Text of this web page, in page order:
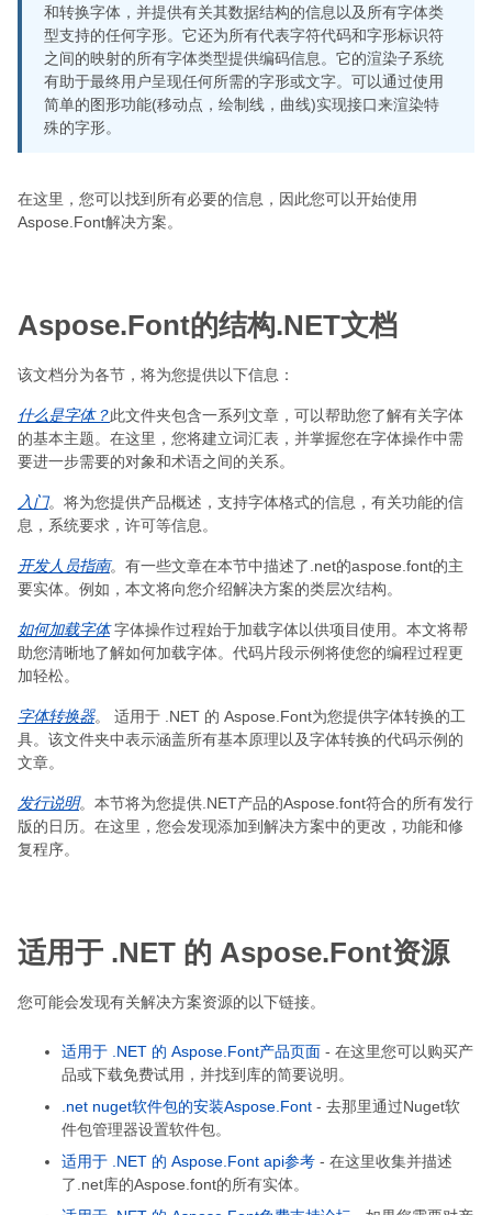
和转换字体，并提供有关其数据结构的信息以及所有字体类
型支持的任何字形。它还为所有代表字符代码和字形标识符
之间的映射的所有字体类型提供编码信息。它的渲染子系统
有助于最终用户呈现任何所需的字形或文字。可以通过使用
简单的图形功能(移动点，绘制线，曲线)实现接口来渲染特
殊的字形。
在这里，您可以找到所有必要的信息，因此您可以开始使用
Aspose.Font解决方案。
Aspose.Font的结构.NET文档
该文档分为各节，将为您提供以下信息：
什么是字体？此文件夹包含一系列文章，可以帮助您了解有关字体
的基本主题。在这里，您将建立词汇表，并掌握您在字体操作中需
要进一步需要的对象和术语之间的关系。
入门。将为您提供产品概述，支持字体格式的信息，有关功能的信
息，系统要求，许可等信息。
开发人员指南。有一些文章在本节中描述了.net的aspose.font的主
要实体。例如，本文将向您介绍解决方案的类层次结构。
如何加载字体字体操作过程始于加载字体以供项目使用。本文将帮
助您清晰地了解如何加载字体。代码片段示例将使您的编程过程更
加轻松。
字体转换器。 适用于 .NET 的 Aspose.Font为您提供字体转换的工
具。该文件夹中表示涵盖所有基本原理以及字体转换的代码示例的
文章。
发行说明。本节将为您提供.NET产品的Aspose.font符合的所有发行
版的日历。在这里，您会发现添加到解决方案中的更改，功能和修
复程序。
适用于 .NET 的 Aspose.Font资源
您可能会发现有关解决方案资源的以下链接。
适用于 .NET 的 Aspose.Font产品页面 - 在这里您可以购买产
品或下载免费试用，并找到库的简要说明。
.net nuget软件包的安装Aspose.Font - 去那里通过Nuget软
件包管理器设置软件包。
适用于 .NET 的 Aspose.Font api参考 - 在这里收集并描述
了.net库的Aspose.font的所有实体。